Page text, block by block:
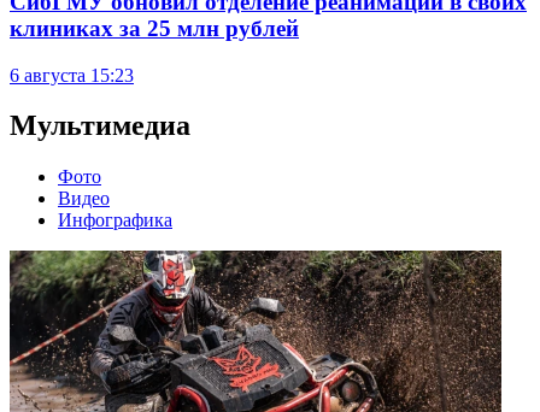
клиниках за 25 млн рублей
6 августа 15:23
Мультимедиа
Фото
Видео
Инфографика